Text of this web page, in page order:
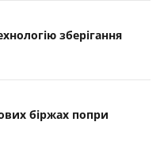
зберігання
біржах попри